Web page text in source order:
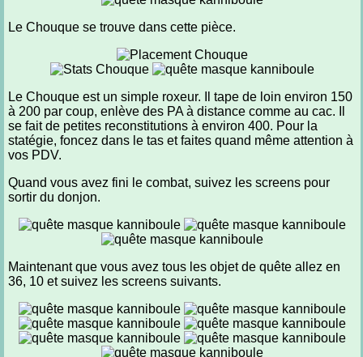
Le Chouque se trouve dans cette pièce.
Le Chouque est un simple roxeur. Il tape de loin environ 150
à 200 par coup, enlève des PA à distance comme au cac. Il
se fait de petites reconstitutions à environ 400. Pour la
statégie, foncez dans le tas et faites quand même attention à
vos PDV.
Quand vous avez fini le combat, suivez les screens pour
sortir du donjon.
Maintenant que vous avez tous les objet de quête allez en
36, 10 et suivez les screens suivants.